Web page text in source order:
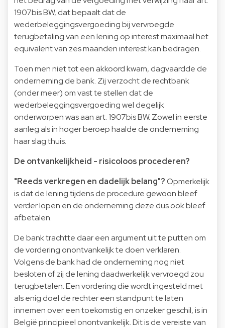
1907bis BW, dat bepaalt dat de
wederbeleggingsvergoeding bij vervroegde
terugbetaling van een lening op interest maximaal het
equivalent van zes maanden interest kan bedragen.
Toen men niet tot een akkoord kwam, dagvaardde de
onderneming de bank. Zij verzocht de rechtbank
(onder meer) om vast te stellen dat de
wederbeleggingsvergoeding wel degelijk
onderworpen was aan art. 1907bis BW. Zowel in eerste
aanleg als in hoger beroep haalde de onderneming
haar slag thuis.
De ontvankelijkheid - risicoloos procederen?
"Reeds verkregen en dadelijk belang"?Opmerkelijk
is dat de lening tijdens de procedure gewoon bleef
verder lopen en de onderneming deze dus ook bleef
afbetalen.
De bank trachtte daar een argument uit te putten om
de vordering onontvankelijk te doen verklaren.
Volgens de bank had de onderneming nog niet
besloten of zij de lening daadwerkelijk vervroegd zou
terugbetalen. Een vordering die wordt ingesteld met
als enig doel de rechter een standpunt te laten
innemen over een toekomstig en onzeker geschil, is in
België principieel onontvankelijk. Dit is de vereiste van